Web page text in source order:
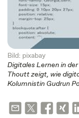
Bild: pixabay
Digitales Lernen in
Thoutt zeigt, wie
Kolumnistin Gudrun